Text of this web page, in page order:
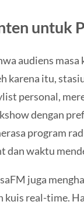
untuk
audiens
karena itu,
personal,
dengan
program
dan waktu
juga
kuis real-time.